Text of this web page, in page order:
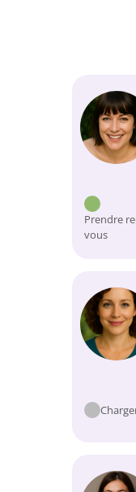
Prendre
vous